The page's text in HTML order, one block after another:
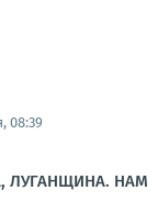
08:39
ЛУГАНЩИНА. НАМ